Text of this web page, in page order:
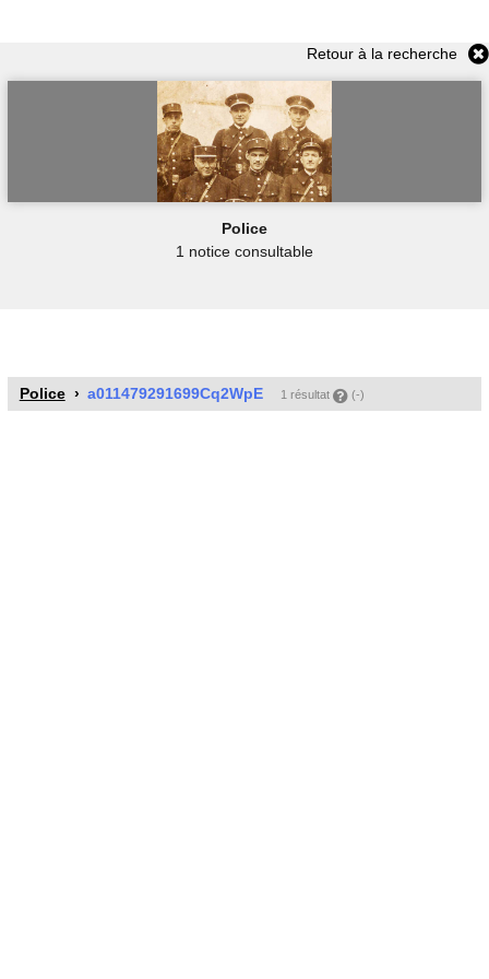
Retour à la recherche
Police
1 notice consultable
Police a011479291699Cq2WpE 1 résultat (-)